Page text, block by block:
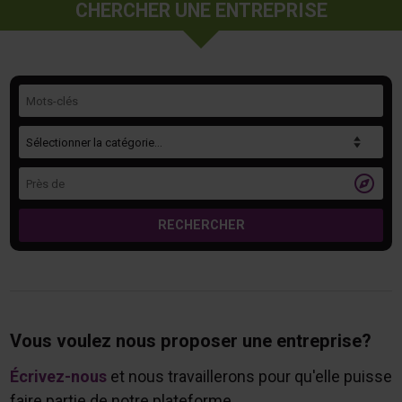
CHERCHER UNE ENTREPRISE

RECHERCHER
Vous voulez nous proposer une entreprise?
Écrivez-nouset nous travaillerons pour qu'elle puisse